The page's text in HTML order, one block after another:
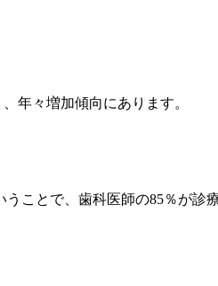
年々増加傾向にあります。
ことで、歯科医師の85％が診